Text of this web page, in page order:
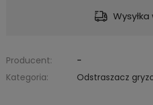
Dostawa:
Producent:
-
Kategoria:
Odstraszacz